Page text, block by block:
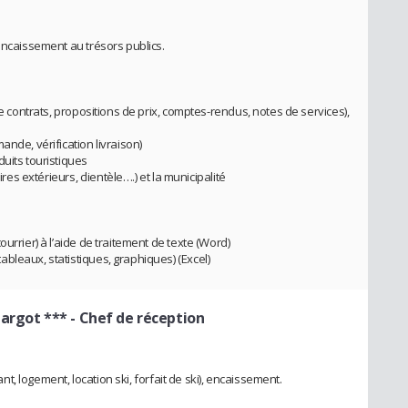
au trésors publics.
propositions de prix, comptes-rendus, notes de services),
vérification livraison)
touristiques
extérieurs, clientèle….) et la municipalité
à l’aide de traitement de texte (Word)
statistiques, graphiques) (Excel)
***- Chef de réception
logement, location ski, forfait de ski), encaissement.